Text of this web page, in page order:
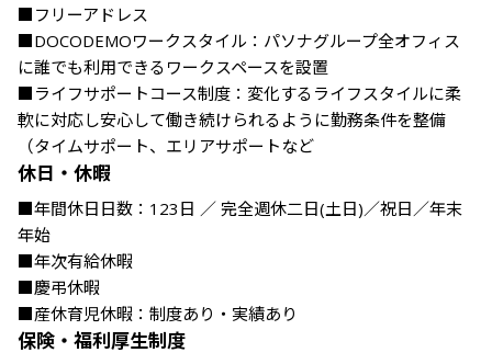
■フリーアドレス
■DOCODEMOワークスタイル：パソナグループ全オフィス
に誰でも利用できるワークスペースを設置
■ライフサポートコース制度：変化するライフスタイルに柔
軟に対応し安心して働き続けられるように勤務条件を整備
（タイムサポート、エリアサポートなど
休日・休暇
■年間休日日数：123日 ／ 完全週休二日(土日)／祝日／年末
年始
■年次有給休暇
■慶弔休暇
■産休育児休暇：制度あり・実績あり
保険・福利厚生制度